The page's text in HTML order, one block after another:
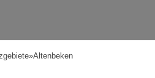
»Altenbeken